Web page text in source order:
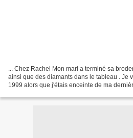
... Chez Rachel Mon mari a terminé sa
ainsi que des diamants dans le tableau . Je
1999 alors que j'étais enceinte de ma